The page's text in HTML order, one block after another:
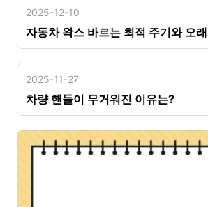
2025-12-10
자동차 왁스 바르는 최적 주기와 오
2025-11-27
차량 핸들이 무거워진 이유는?